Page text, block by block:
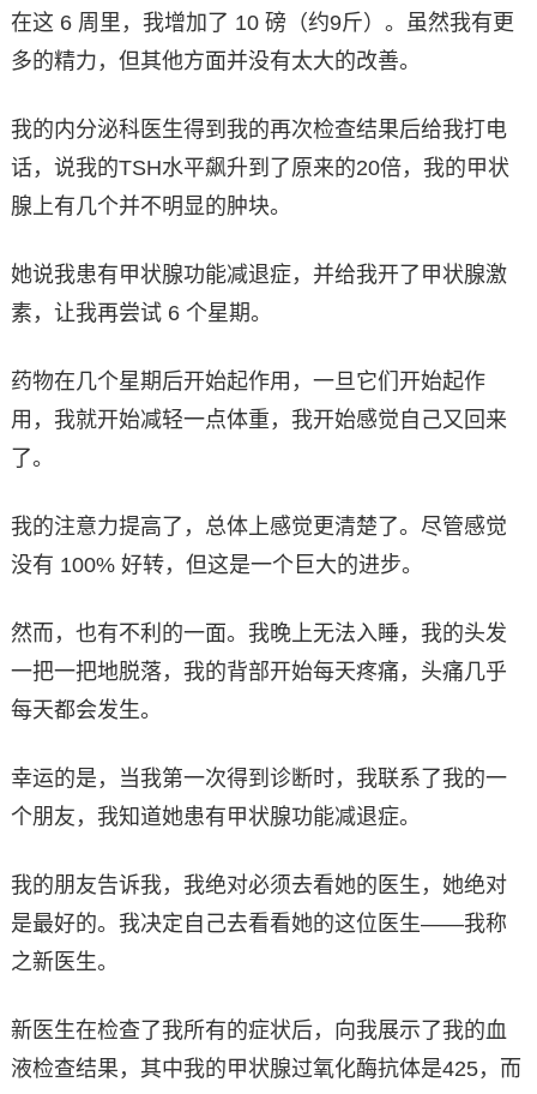
在这 6 周里，我增加了 10 磅（约9斤）。虽然我有更
多的精力，但其他方面并没有太大的改善。
我的内分泌科医生得到我的再次检查结果后给我打电
话，说我的TSH水平飙升到了原来的20倍，我的甲状
腺上有几个并不明显的肿块。
她说我患有甲状腺功能减退症，并给我开了甲状腺激
素，让我再尝试 6 个星期。
药物在几个星期后开始起作用，一旦它们开始起作
用，我就开始减轻一点体重，我开始感觉自己又回来
了。
我的注意力提高了，总体上感觉更清楚了。尽管感觉
没有 100% 好转，但这是一个巨大的进步。
然而，也有不利的一面。我晚上无法入睡，我的头发
一把一把地脱落，我的背部开始每天疼痛，头痛几乎
每天都会发生。
幸运的是，当我第一次得到诊断时，我联系了我的一
个朋友，我知道她患有甲状腺功能减退症。
我的朋友告诉我，我绝对必须去看她的医生，她绝对
是最好的。我决定自己去看看她的这位医生——我称
之新医生。
新医生在检查了我所有的症状后，向我展示了我的血
液检查结果，其中我的甲状腺过氧化酶抗体是425，而